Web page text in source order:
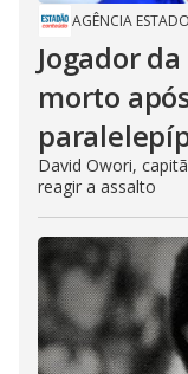
AGÊNCIA ESTADO
Jogador
morto
David Owori,
reagir a assalto